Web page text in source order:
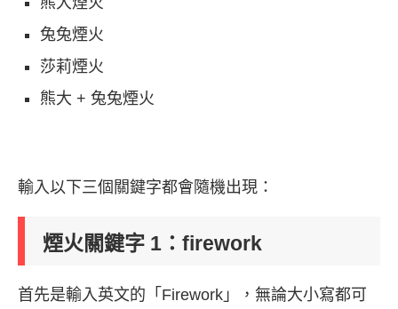
兔兔煙火
莎莉煙火
熊大 + 兔兔煙火
輸入以下三個關鍵字都會隨機出現：
煙火關鍵字 1：firework
首先是輸入英文的「Firework」，無論大小寫都可